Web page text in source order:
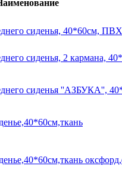
сиденья, 40*60см,
сиденья, 2 кармана,
сиденья ''АЗБУКА'',